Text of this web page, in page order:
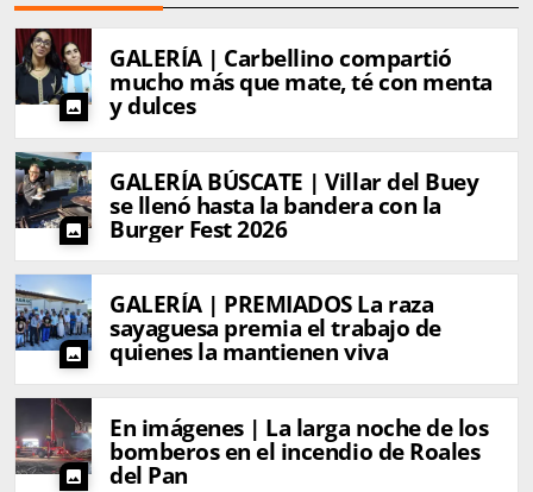
photo
GALERÍA | Carbellino compartió
mucho más que mate, té con menta
y dulces
photo
GALERÍA BÚSCATE | Villar del Buey
se llenó hasta la bandera con la
Burger Fest 2026
photo
GALERÍA | PREMIADOS La raza
sayaguesa premia el trabajo de
quienes la mantienen viva
photo
En imágenes | La larga noche de los
bomberos en el incendio de Roales
del Pan